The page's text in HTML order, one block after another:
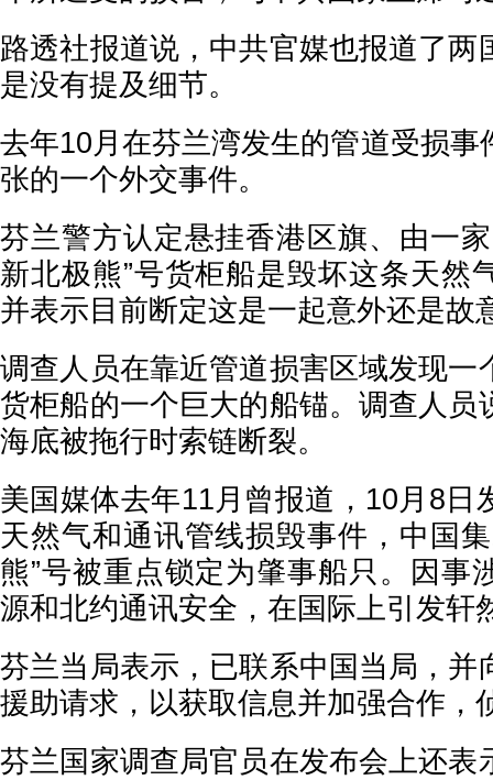
路透社报道说，中共官媒也报道了两
是没有提及细节。
去年10月在芬兰湾发生的管道受损事
张的一个外交事件。
芬兰警方认定悬挂香港区旗、由一
新北极熊”号货柜船是毁坏这条天然
并表示目前断定这是一起意外还是故
调查人员在靠近管道损害区域发现一
货柜船的一个巨大的船锚。调查人员
海底被拖行时索链断裂。
美国媒体去年11月曾报道，10月8日
天然气和通讯管线损毁事件，中国
熊”号被重点锁定为肇事船只。因事
源和北约通讯安全，在国际上引发轩
芬兰当局表示，已联系中国当局，并
援助请求，以获取信息并加强合作，
芬兰国家调查局官员在发布会上还表